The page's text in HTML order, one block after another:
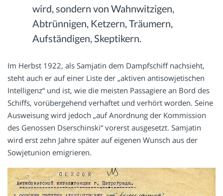
wird, sondern von Wahnwitzigen,
Abtrünnigen, Ketzern, Träumern,
Aufständigen, Skeptikern.
Im Herbst 1922, als Samjatin dem Dampfschiff nachsieht,
steht auch er auf einer Liste der „aktiven antisowjetischen
Intelligenz“ und ist, wie die meisten Passagiere an Bord des
Schiffs, vorübergehend verhaftet und verhört worden. Seine
Ausweisung wird jedoch „auf Anordnung der Kommission
des Genossen Dserschinski“ vorerst ausgesetzt. Samjatin
wird erst zehn Jahre später auf eigenen Wunsch aus der
Sowjetunion emigrieren.